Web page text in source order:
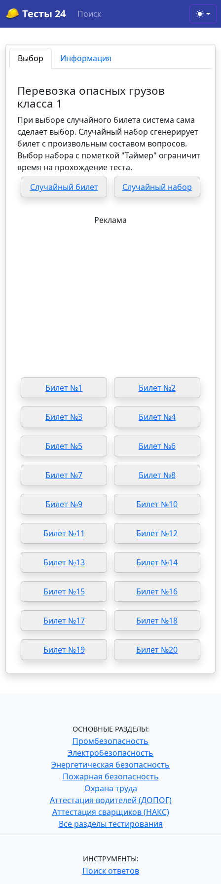
Тесты 24 Поиск
Выбор Информация
Перевозка опасных грузов
класса 1
При выборе случайного билета система сама
сделает выбор. Случайный набор сгенерирует
билет с произвольным составом вопросов.
Выбор набора с пометкой "Таймер" ограничит
время на прохождение теста.
Случайный билет
Случайный набор
Реклама
Билет №1 Билет №2
Билет №3 Билет №4
Билет №5 Билет №6
Билет №7 Билет №8
Билет №9 Билет №10
Билет №11 Билет №12
Билет №13 Билет №14
Билет №15 Билет №16
Билет №17 Билет №18
Билет №19 Билет №20
ОСНОВНЫЕ РАЗДЕЛЫ:
Промбезопасность
Электробезопасность
Энергетическая безопасность
Пожарная безопасность
Охрана труда
Аттестация водителей (ДОПОГ)
Аттестация сварщиков (НАКС)
Все разделы тестирования
ИНСТРУМЕНТЫ:
Поиск ответов